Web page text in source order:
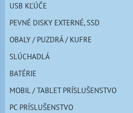
USB KĽÚČE
PEVNÉ DISKY EXTERNÉ, SSD
OBALY / PUZDRÁ / KUFRE
SLÚCHADLÁ
BATÉRIE
MOBIL / TABLET PRÍSLUŠENSTVO
PC PRÍSLUŠENSTVO